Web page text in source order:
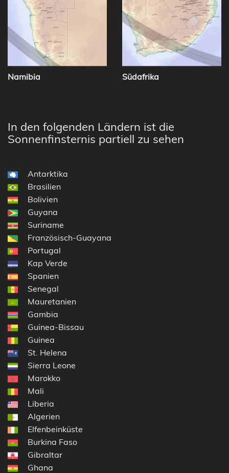
Namibia Südafrika
In den folgenden Ländern ist die
Sonnenfinsternis partiell zu sehen
Antarktika
Brasilien
Bolivien
Guyana
Suriname
Französisch-Guayana
Portugal
Kap Verde
Spanien
Senegal
Mauretanien
Gambia
Guinea-Bissau
Guinea
St. Helena
Sierra Leone
Marokko
Mali
Liberia
Algerien
Elfenbeinküste
Burkina Faso
Gibraltar
Ghana